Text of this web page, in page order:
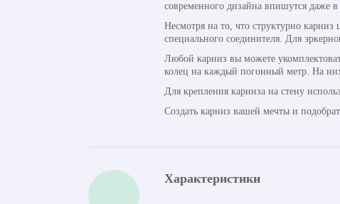
современного дизайна впишутся даже
Несмотря на то, что структурно
специального соединителя. Для
Любой карниз вы можете
колец на каждый погонный метр. На
Для крепления карниза на стену
Создать карниз вашей мечты и
Характеристики